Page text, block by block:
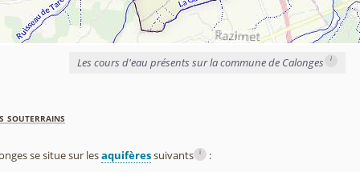
Les cours d'eau présents sur la commune de Calonges i
souterrains
se situe sur lesaquifèressuivants i :